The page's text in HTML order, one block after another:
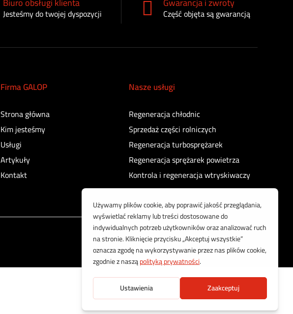
Jesteśmy do twojej dyspozycji Część objęta są gwarancją
Firma GALOP
Strona główna
Kim jesteśmy
Usługi
Artykuły
Kontakt
Nasze usługi
Regeneracja chłodnic
Sprzedaż części rolniczych
Regeneracja turbosprężarek
Regeneracja sprężarek powietrza
Kontrola i regeneracja wtryskiwaczy
Korzystamy z bezpiecznych płatności